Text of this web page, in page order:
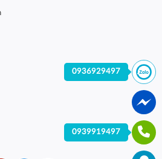
0936929497
0939919497